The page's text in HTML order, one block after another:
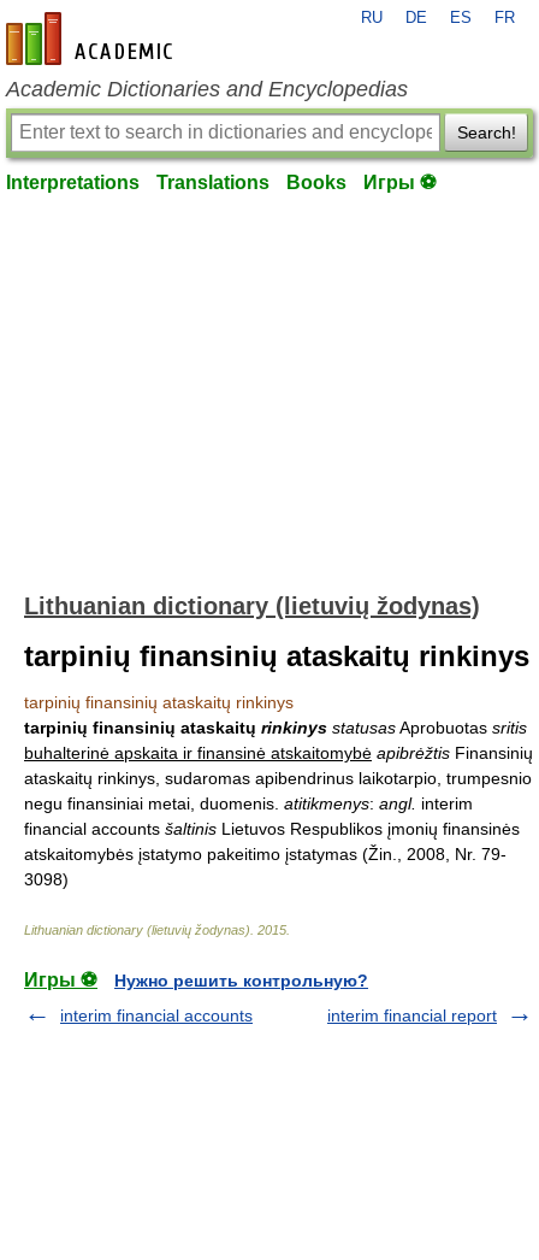
en-academic.com
RU DE ES FR
Academic Dictionaries and Encyclopedias
Search!
Interpretations Translations Books Игры ⚽
Lithuanian dictionary (lietuvių žodynas)
tarpinių finansinių ataskaitų rinkinys
tarpinių finansinių ataskaitų rinkinys
tarpinių finansinių ataskaitų rinkinys statusasAprobuotas sritis
buhalterinė apskaita ir finansinė atskaitomybė apibrėžtis Finansinių
ataskaitų rinkinys, sudaromas apibendrinus laikotarpio, trumpesnio
negu finansiniai metai, duomenis. atitikmenys: angl. interim
financial accounts šaltinis Lietuvos Respublikos įmonių finansinės
atskaitomybės įstatymo pakeitimo įstatymas (Žin., 2008, Nr. 79-
3098)
Lithuanian dictionary (lietuvių žodynas) 2015
Игры ⚽
Нужно решить контрольную?
interim financial accounts
interim financial report